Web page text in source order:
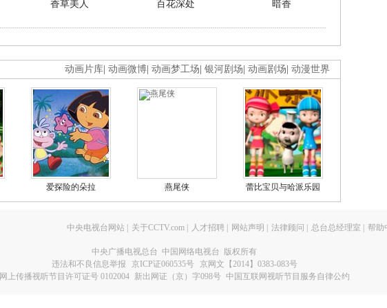
香草美人 百花深处 暗香
动画片库 动画微博 动画梦工场 银河剧场 动画剧场 动漫世界
爱探险的朵拉 燕尾侠 蕾比宝贝与哈派乐园
中央电视台网站 关于CCTV.com 人才招聘 网站声明 法律顾问 总台总经理室 帮助
中央广播电视总台 中国网络电视台 版权所有
违法和不良信息举报
京ICP证060535号
京网文【2014】0383-083号
网上传播视听节目许可证号 0102004 新出网证（京）字098号 中国互联网视听节目服务自律公约